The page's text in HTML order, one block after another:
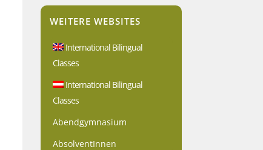
WEITERE WEBSITES
International Bilingual
Classes
International Bilingual
Classes
Abendgymnasium
AbsolventInnen